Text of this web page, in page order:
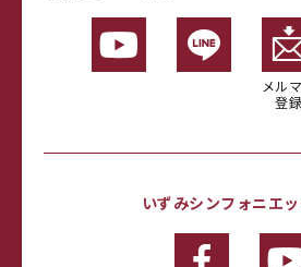
メル
登録
いずみシンフォニエ